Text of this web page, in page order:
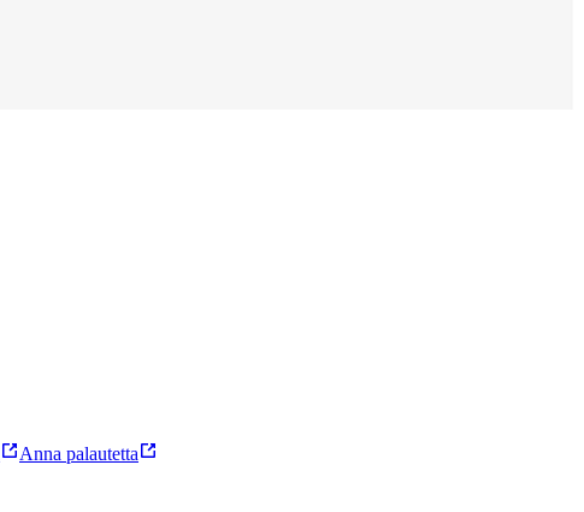
Anna palautetta